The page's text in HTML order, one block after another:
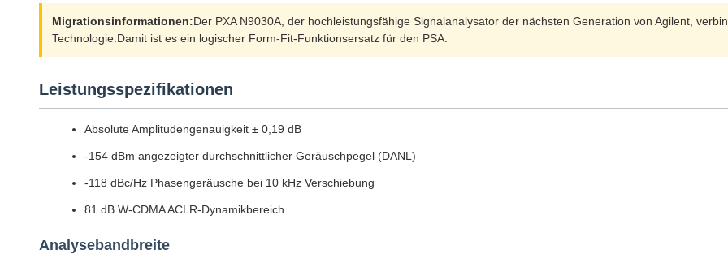
Migrationsinformationen:Der PXA N9030A, der hochleistungsfähige Signalanalysator der nächsten Generation von Agilent,
Technologie.Damit ist es ein logischer Form-Fit-Funktionsersatz für den PSA.
Leistungsspezifikationen
Absolute Amplitudengenauigkeit ± 0,19 dB
-154 dBm angezeigter durchschnittlicher Geräuschpegel (DANL)
-118 dBc/Hz Phasengeräusche bei 10 kHz Verschiebung
81 dB W-CDMA ACLR-Dynamikbereich
Analysebandbreite